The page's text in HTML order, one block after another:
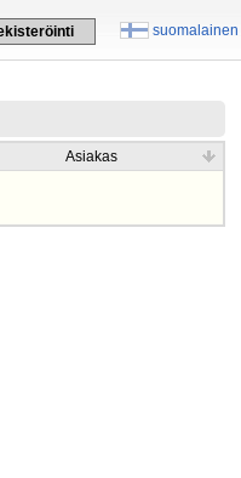
suomalainen
Asiakas